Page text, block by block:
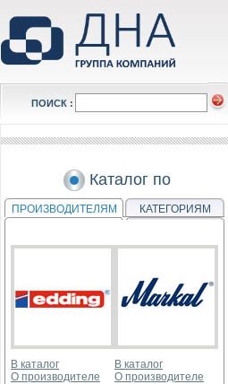
ПОИСК :
Каталог по
ПРОИЗВОДИТЕЛЯМ КАТЕГОРИЯМ
В каталог
О производителе
В каталог
О производителе